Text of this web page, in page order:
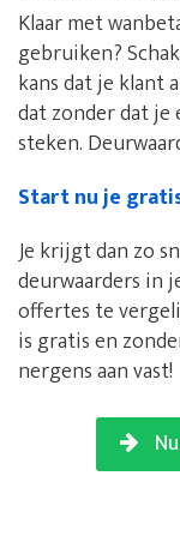
Klaar met
gebruiken?
kans dat je klant
dat zonder dat
steken.
Start nu je
Je krijgt dan zo
deurwaarders in
offertes te
is gratis en
nergens aan vast!